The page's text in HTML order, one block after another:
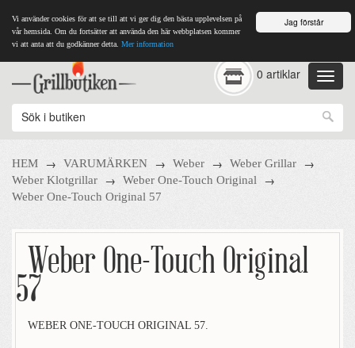
Jag förstår
Vi använder cookies för att se till att vi ger dig den bästa upplevelsen på
vår hemsida. Om du fortsätter att använda den här webbplatsen kommer
vi att anta att du godkänner detta. Mer information
0 artiklar
HEM → VARUMÄRKEN → Weber → Weber Grillar →
Weber Klotgrillar → Weber One-Touch Original →
Weber One-Touch Original 57
Weber One-Touch Original
57
WEBER ONE-TOUCH ORIGINAL 57.